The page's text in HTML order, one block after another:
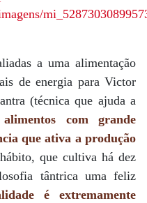
a uma alimentação
de energia para Victor
(técnica que ajuda a
alimentos com grande
que ativa a produção
que cultiva há dez
tântrica uma feliz
é extremamente